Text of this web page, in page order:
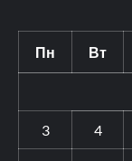
Пн Вт
3 4